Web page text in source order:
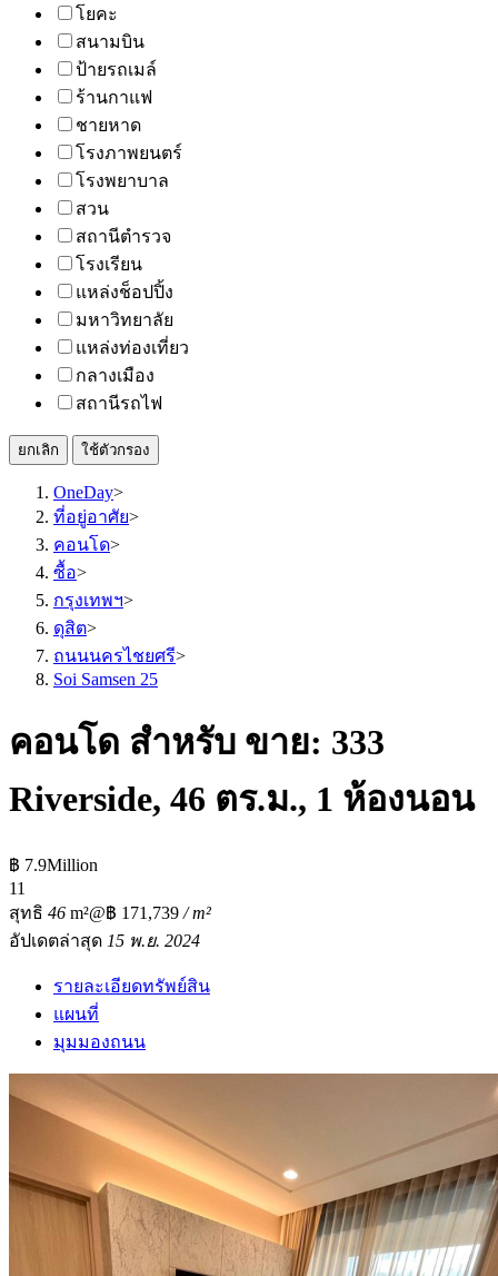
โยคะ
สนามบิน
ป้ายรถเมล์
ร้านกาแฟ
ชายหาด
โรงภาพยนตร์
โรงพยาบาล
สวน
สถานีตำรวจ
โรงเรียน
แหล่งช็อปปิ้ง
มหาวิทยาลัย
แหล่งท่องเที่ยว
กลางเมือง
สถานีรถไฟ
ยกเลิก ใช้ตัวกรอง
OneDay>
ที่อยู่อาศัย>
คอนโด>
ซื้อ>
กรุงเทพฯ>
ดุสิต>
ถนนนครไชยศรี>
Soi Samsen 25
คอนโด สำหรับ ขาย: 333
Riverside, 46 ตร.ม., 1 ห้องนอน
฿ 7.9Million
11
สุทธิ 46 m²@฿ 171,739 / m²
อัปเดตล่าสุด 15 พ.ย. 2024
รายละเอียดทรัพย์สิน
แผนที่
มุมมองถนน